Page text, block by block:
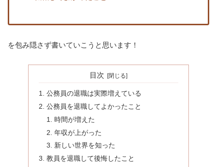
を包み隠さず書いていこうと思います！
目次
公務員の退職は実際増えている
公務員を退職してよかったこと
時間が増えた
年収が上がった
新しい世界を知った
教員を退職して後悔したこと